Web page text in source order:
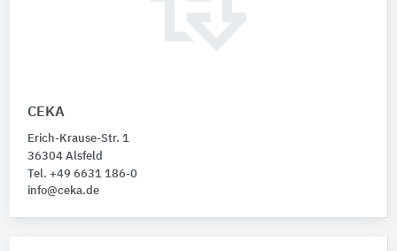
CEKA
Erich-Krause-Str. 1
36304 Alsfeld
Tel. +49 6631 186-0
info@ceka.de